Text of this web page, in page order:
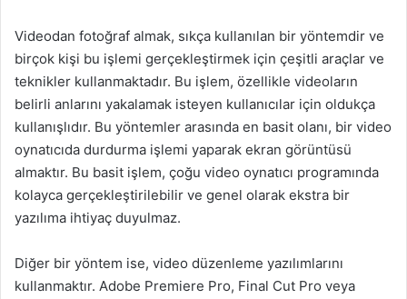
Videodan fotoğraf almak, sıkça kullanılan bir yöntemdir ve
birçok kişi bu işlemi gerçekleştirmek için çeşitli araçlar ve
teknikler kullanmaktadır. Bu işlem, özellikle videoların
belirli anlarını yakalamak isteyen kullanıcılar için oldukça
kullanışlıdır. Bu yöntemler arasında en basit olanı, bir video
oynatıcıda durdurma işlemi yaparak ekran görüntüsü
almaktır. Bu basit işlem, çoğu video oynatıcı programında
kolayca gerçekleştirilebilir ve genel olarak ekstra bir
yazılıma ihtiyaç duyulmaz.
Diğer bir yöntem ise, video düzenleme yazılımlarını
kullanmaktır. Adobe Premiere Pro, Final Cut Pro veya